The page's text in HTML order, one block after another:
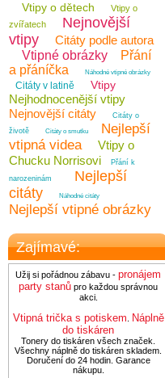
Vtipy o dětech
Vtipy o
zvířatech
Nejnovější
vtipy
Citáty podle autora
Vtipné obrázky
Přání
a přáníčka
Náhodné vtipné obrázky
Citáty v latině Vtipy
Nejhodnocenější vtipy
Nejnovější citáty
Citáty o
životě
Citáty o smutku
Nejlepší
vtipná videa
Vtipy o
Chucku Norrisovi
Přání k
narozeninám
Nejlepší
citáty
Náhodné citáty
Nejlepší vtipné obrázky
Zajímavé:
Užij si pořádnou zábavu - pronájem
party stanů pro každou správnou
akci.
Vtipná trička s potiskem Náplně
do tiskáren
Tonery do tiskáren všech značek.
Všechny náplně do tiskáren skladem.
Doručení do 24 hodin. Garance
nákupu.